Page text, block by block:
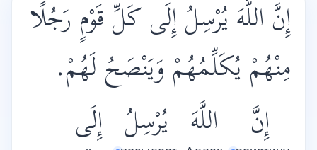
إِنَّ اللَّهَ يُرْسِلُ إِلَى كَلِّ قَوْمٍ رَجُلًا
مِنْهُمْ يُكَلِّمُهُمْ وَيَنْصَحُ لَهُمْ.
إِنَّ
اللَّهَ يُرْسِلُ إِلَى